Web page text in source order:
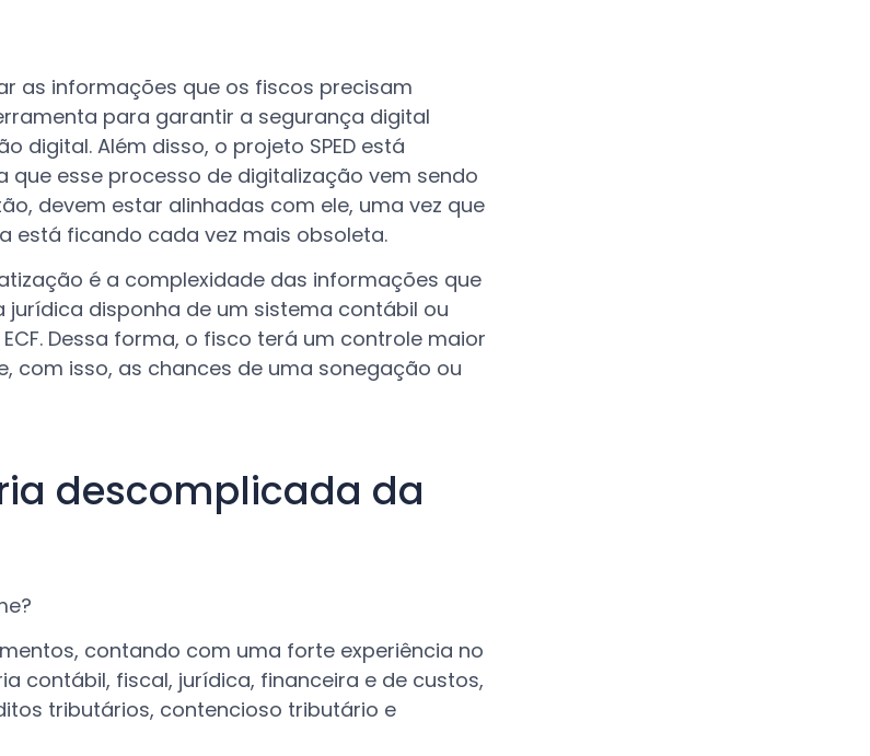
as informações que os fiscos precisam
para garantir a segurança digital
digital. Além disso, o projeto SPED está
que esse processo de digitalização vem sendo
devem estar alinhadas com ele, uma vez que
está ficando cada vez mais obsoleta.
é a complexidade das informações que
jurídica disponha de um sistema contábil ou
Dessa forma, o fisco terá um controle maior
com isso, as chances de uma sonegação ou
descomplicada da
contando com uma forte experiência no
contábil, fiscal, jurídica, financeira e de custos,
tributários, contencioso tributário e